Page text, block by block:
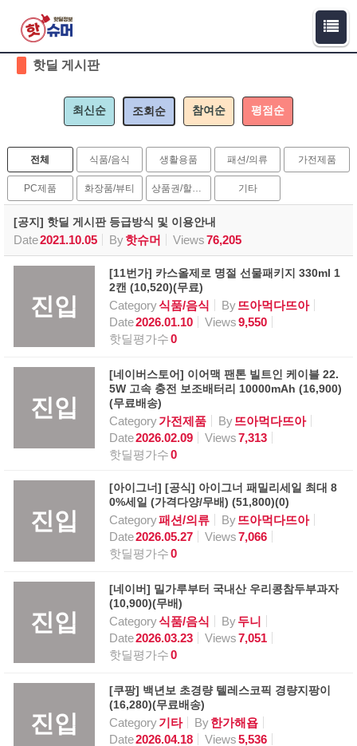
핫딜 게시판
최신순 조회순 참여순 평점순
전체 식품/음식 생활용품 패션/의류 가전제품
PC제품 화장품/뷰티 상품권/할인권 기타
[공지] 핫딜 게시판 등급방식 및 이용안내
Date2021.10.05 By핫슈머 Views76,205
진입
[11번가] 카스올제로 명절 선물패키지 330ml 1
2캔 (10,520)(무료)
Category식품/음식 By뜨아먹다뜨아
Date2026.01.10 Views9,550
핫딜평가수0
진입
[네이버스토어] 이어맥 팬톤 빌트인 케이블 22.
5W 고속 충전 보조배터리 10000mAh (16,900)
(무료배송)
Category가전제품 By뜨아먹다뜨아
Date2026.02.09 Views7,313
핫딜평가수0
진입
[아이그너] [공식] 아이그너 패밀리세일 최대 8
0%세일 (가격다양/무배) (51,800)(0)
Category패션/의류 By뜨아먹다뜨아
Date2026.05.27 Views7,066
핫딜평가수0
진입
[네이버] 밀가루부터 국내산 우리콩참두부과자
(10,900)(무배)
Category식품/음식 By두니
Date2026.03.23 Views7,051
핫딜평가수0
진입
[쿠팡] 백년보 초경량 텔레스코픽 경량지팡이
(16,280)(무료배송)
Category기타 By한가해욥
Date2026.04.18 Views5,536